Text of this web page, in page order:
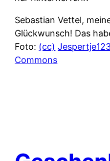
Sebastian Vettel,
Glückwunsch! Das
Foto: (cc)
Commons